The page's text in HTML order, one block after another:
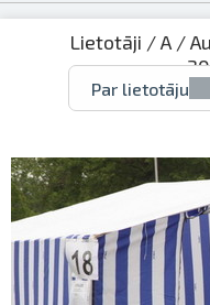
Lietotāji /A/
Par lietotāju